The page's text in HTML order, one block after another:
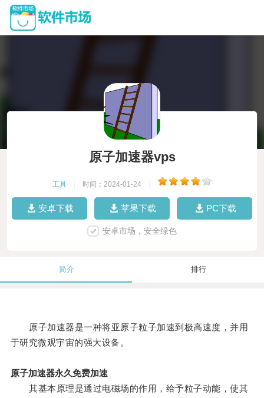
原子加速器vps
工具 时间：2024-01-24
安卓下载 苹果下载 PC下载
安卓市场，安全绿色
简介 排行
原子加速器是一种将亚原子粒子加速到极高速度，并用
于研究微观宇宙的强大设备。
原子加速器永久免费加速
其基本原理是通过电磁场的作用，给予粒子动能，使其